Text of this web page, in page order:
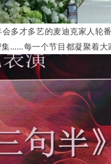
多才多艺的麦迪克家人轮
……每一个节目都凝聚着大